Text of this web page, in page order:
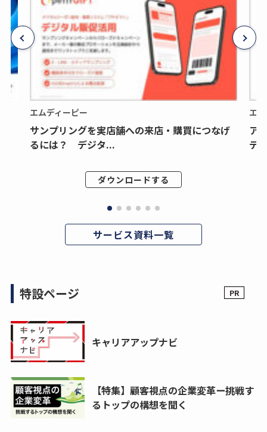
エムディーピー
サンプリングを実店舗への来店・購買につなげ
るには？ デジタ...
ダウンロードする
エ
ア
デ
サービス資料一覧
特設ページ
キャリアアップナビ
【特集】顧客視点の企業変革ー挑戦す
るトップの構想を聞く